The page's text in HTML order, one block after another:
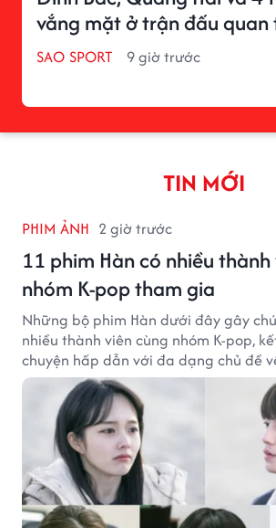
vắng mặt ở trận đấu quan
SAO SPORT 9 giờ trước
TIN MỚI
PHIM ẢNH 2 giờ trước
11 phim Hàn có nhiều
nhóm K-pop tham gia
Những bộ phim Hàn dưới đây gây
nhiều thành viên cùng nhóm K-pop,
chuyện hấp dẫn với đa dạng chủ đề
trẻ và ước mơ.